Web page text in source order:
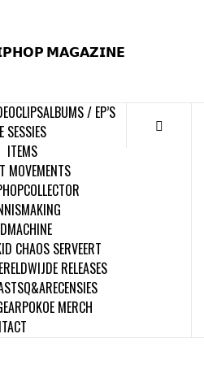
ALBUMS / EP’S
SESSIES
ITEMS
MOVEMENTS
CHAOS SERVEERT
RELEASES
Q&ARECENSIES
POKOE MERCH